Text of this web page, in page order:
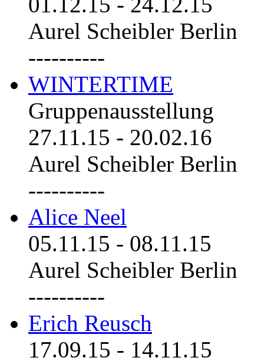
Aurel Scheibler Berlin
----------
WINTERTIME
Gruppenausstellung
27.11.15 - 20.02.16
Aurel Scheibler Berlin
----------
Alice Neel
05.11.15 - 08.11.15
Aurel Scheibler Berlin
----------
Erich Reusch
17.09.15 - 14.11.15